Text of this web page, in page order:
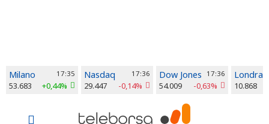
Milano 17:35
53.683 +0,44%
Nasdaq 17:36
29.447 -0,14%
Dow Jones 17:36
54.009 -0,63%
Londra
10.868